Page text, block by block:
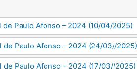
Paulo Afonso – 2024 (10/04/2025)
de Paulo Afonso – 2024 (24/03//2025)
de Paulo Afonso – 2024 (17/03//2025)